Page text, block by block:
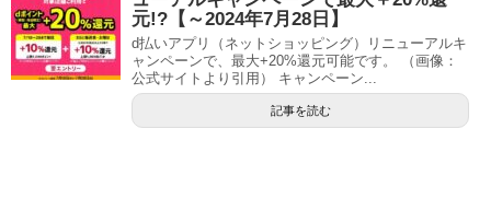
元!?【～2024年7月28日】
d払いアプリ（ネットショッピング）リニューアルキ
ャンペーンで、最大+20%還元可能です。 （画像：
公式サイトより引用） キャンペーン...
記事を読む